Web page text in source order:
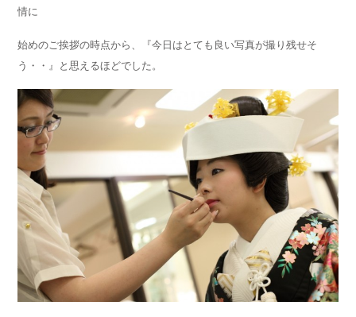
情に
始めのご挨拶の時点から、『今日はとても良い写真が撮り残せそ
う・・』と思えるほどでした。